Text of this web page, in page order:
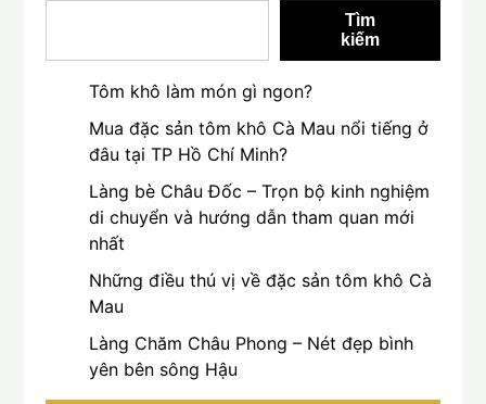
Tìm
kiếm
Tôm khô làm món gì ngon?
Mua đặc sản tôm khô Cà Mau nổi tiếng ở
đâu tại TP Hồ Chí Minh?
Làng bè Châu Đốc – Trọn bộ kinh nghiệm
di chuyển và hướng dẫn tham quan mới
nhất
Những điều thú vị về đặc sản tôm khô Cà
Mau
Làng Chăm Châu Phong – Nét đẹp bình
yên bên sông Hậu